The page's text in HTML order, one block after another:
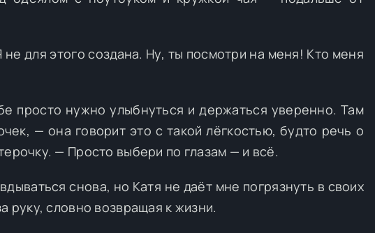
для этого создана. Ну, ты посмотри на меня! Кто меня
просто нужно улыбнуться и держаться уверенно. Там
— она говорит это с такой лёгкостью, будто речь о
— Просто выбери по глазам — и всё.
снова, но Катя не даёт мне погрязнуть в своих
руку, словно возвращая к жизни.